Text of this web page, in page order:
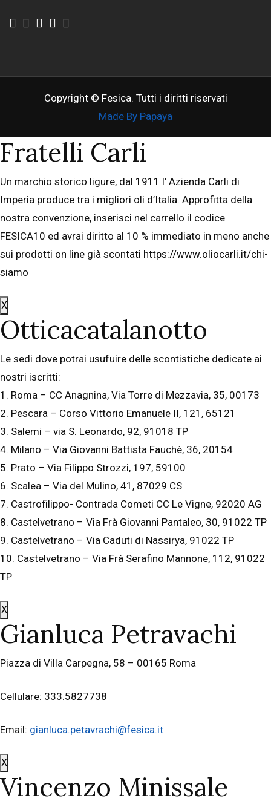
Copyright © Fesica. Tutti i diritti riservati
Made By Papaya
Fratelli Carli
Un marchio storico ligure, dal 1911 l’ Azienda Carli di
Imperia produce tra i migliori oli d’Italia. Approfitta della
nostra convenzione, inserisci nel carrello il codice
FESICA10 ed avrai diritto al 10 % immediato in meno anche
sui prodotti on line già scontati https://www.oliocarli.it/chi-
siamo
X
Otticacatalanotto
Le sedi dove potrai usufuire delle scontistiche dedicate ai
nostri iscritti:
1. Roma – CC Anagnina, Via Torre di Mezzavia, 35, 00173
2. Pescara – Corso Vittorio Emanuele II, 121, 65121
3. Salemi – via S. Leonardo, 92, 91018 TP
4. Milano – Via Giovanni Battista Fauchè, 36, 20154
5. Prato – Via Filippo Strozzi, 197, 59100
6. Scalea – Via del Mulino, 41, 87029 CS
7. Castrofilippo- Contrada Cometi CC Le Vigne, 92020 AG
8. Castelvetrano – Via Frà Giovanni Pantaleo, 30, 91022 TP
9. Castelvetrano – Via Caduti di Nassirya, 91022 TP
10. Castelvetrano – Via Frà Serafino Mannone, 112, 91022
TP
X
Gianluca Petravachi
Piazza di Villa Carpegna, 58 – 00165 Roma
Cellulare: 333.5827738
Email: gianluca.petavrachi@fesica.it
X
Vincenzo Minissale